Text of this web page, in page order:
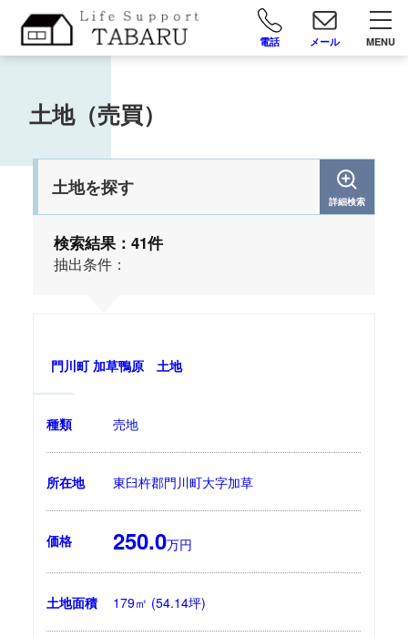
電話 メール MENU
土地（売買）
土地を探す
詳細検索
検索結果：41件
抽出条件：
門川町 加草鴨原 土地
種類 売地
所在地 東臼杵郡門川町大字加草
価格 250.0万円
土地面積 179㎡ (54.14坪)